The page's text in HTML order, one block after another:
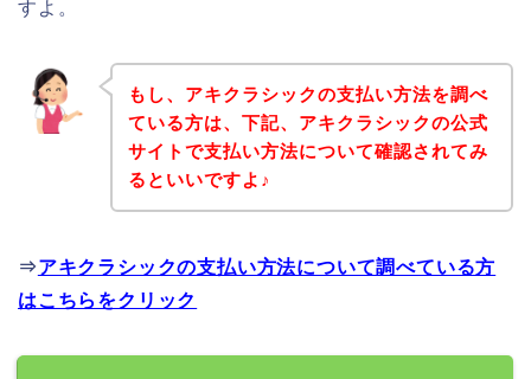
すよ。
もし、アキクラシックの支払い方法を調べ
ている方は、下記、アキクラシックの公式
サイトで支払い方法について確認されてみ
るといいですよ♪
⇒アキクラシックの支払い方法について調べている方
はこちらをクリック